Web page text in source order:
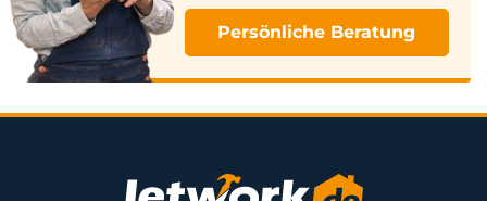
Persönliche Beratung